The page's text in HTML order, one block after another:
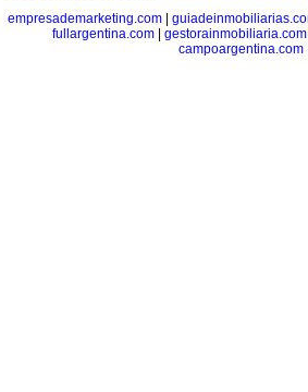
empresademarketing.com|
fullargentina.com
gestorainmobiliaria.com
campoargentina.com